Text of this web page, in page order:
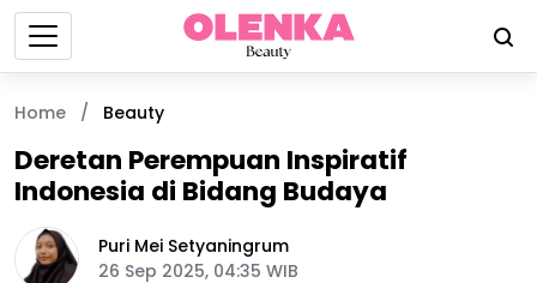
Home / Beauty
Deretan Perempuan Inspiratif
Indonesia di Bidang Budaya
Puri Mei Setyaningrum
26 Sep 2025, 04:35 WIB